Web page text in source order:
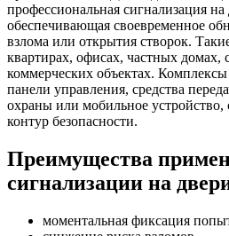
профессиональная сигнализация на
обеспечивающая своевременное
взлома или открытия створок.
квартирах, офисах, частных домах,
коммерческих объектах.
панели управления, средства
охраны или мобильное устройство,
контур безопасности.
Преимущества
сигнализации на
моментальная фиксация